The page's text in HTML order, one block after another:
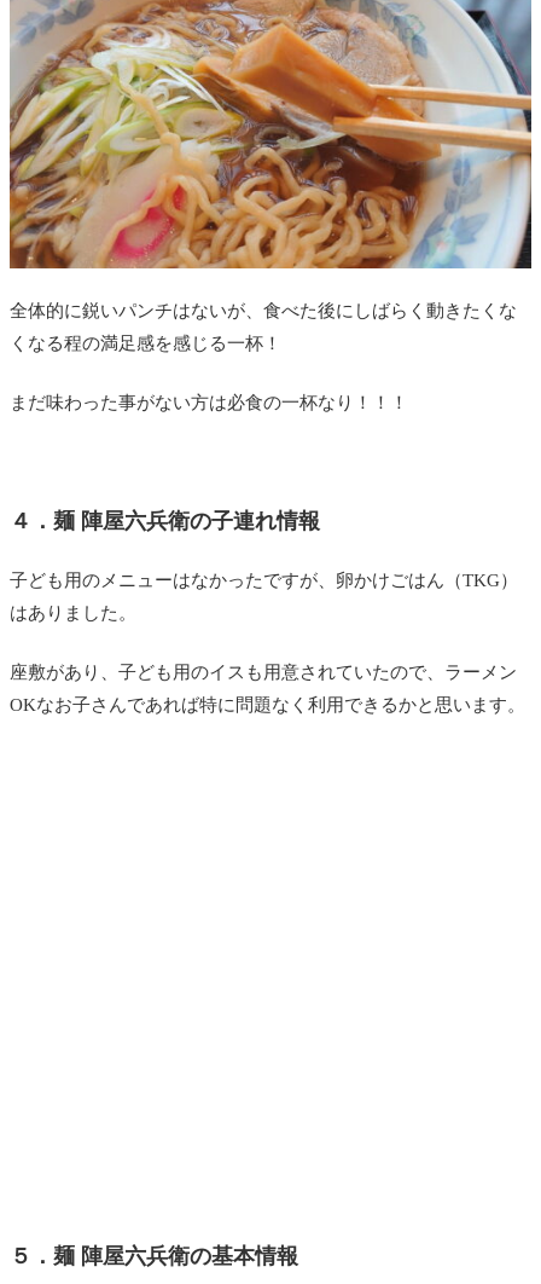
全体的に鋭いパンチはないが、食べた後にしばらく動きたくな
くなる程の満足感を感じる一杯！
まだ味わった事がない方は必食の一杯なり！！！
４．麺 陣屋六兵衛の子連れ情報
子ども用のメニューはなかったですが、卵かけごはん（TKG）
はありました。
座敷があり、子ども用のイスも用意されていたので、ラーメン
OKなお子さんであれば特に問題なく利用できるかと思います。
５．麺 陣屋六兵衛の基本情報